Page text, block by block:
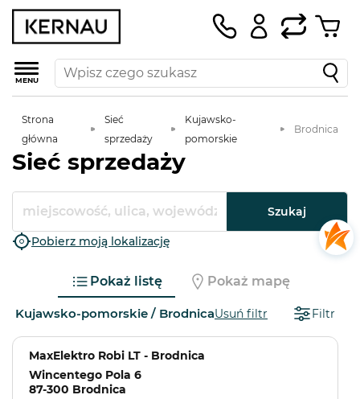
MENU
Strona
główna
Sieć
sprzedaży
Kujawsko-
pomorskie
Brodnica
Sieć sprzedaży
Szukaj
Pobierz moją lokalizację
Pokaż listę Pokaż mapę
Kujawsko-pomorskie / BrodnicaUsuń filtr Filtr
MaxElektro Robi LT - Brodnica
Wincentego Pola 6
87-300 Brodnica